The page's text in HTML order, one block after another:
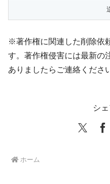
※著作権に関連した削除依
す。著作権侵害には最新の
ありましたらご連絡くださ
シ
ホーム